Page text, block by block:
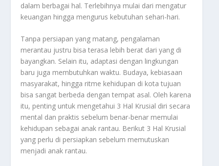
dalam berbagai hal. Terlebihnya mulai dari mengatur
keuangan hingga mengurus kebutuhan sehari-hari.
Tanpa persiapan yang matang, pengalaman
merantau justru bisa terasa lebih berat dari yang di
bayangkan. Selain itu, adaptasi dengan lingkungan
baru juga membutuhkan waktu. Budaya, kebiasaan
masyarakat, hingga ritme kehidupan di kota tujuan
bisa sangat berbeda dengan tempat asal. Oleh karena
itu, penting untuk mengetahui 3 Hal Krusial diri secara
mental dan praktis sebelum benar-benar memulai
kehidupan sebagai anak rantau. Berikut 3 Hal Krusial
yang perlu di persiapkan sebelum memutuskan
menjadi anak rantau.